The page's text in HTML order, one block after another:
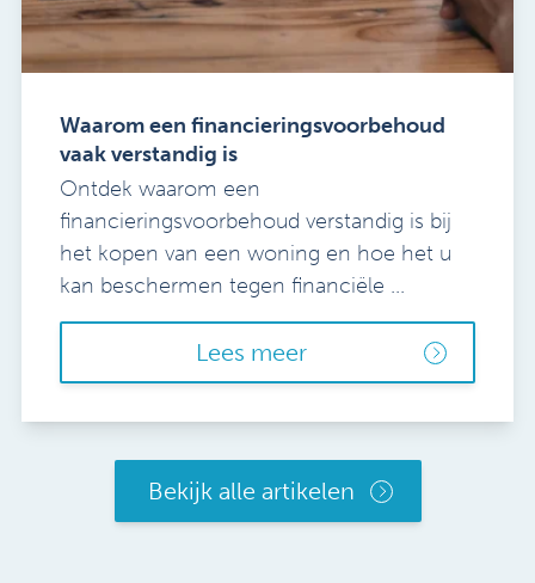
Waarom een financieringsvoorbehoud
vaak verstandig is
Ontdek waarom een
financieringsvoorbehoud verstandig is bij
het kopen van een woning en hoe het u
kan beschermen tegen financiële ...
Lees meer
Bekijk alle artikelen